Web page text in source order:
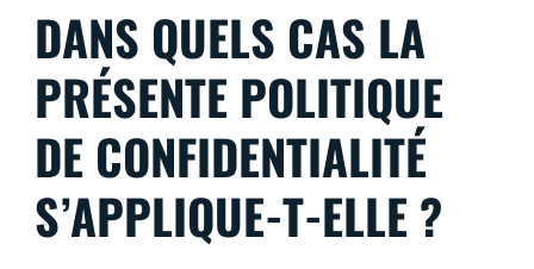
DANS QUELS CAS LA
PRÉSENTE POLITIQUE
DE CONFIDENTIALITÉ
S’APPLIQUE-T-ELLE ?